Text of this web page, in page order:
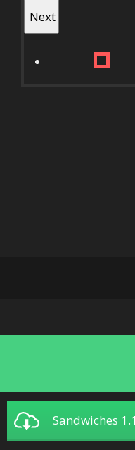
Next
Sandwiches